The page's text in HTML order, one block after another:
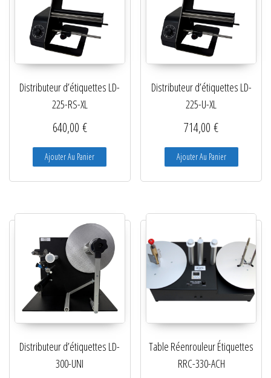
Distributeur d’étiquettes LD-
225-RS-XL
640,00 €
Ajouter Au Panier
Distributeur d’étiquettes LD-
225-U-XL
714,00€
Ajouter Au Panier
Distributeur d’étiquettes LD-
300-UNI
Table Réenrouleur Étiquettes
RRC-330-ACH